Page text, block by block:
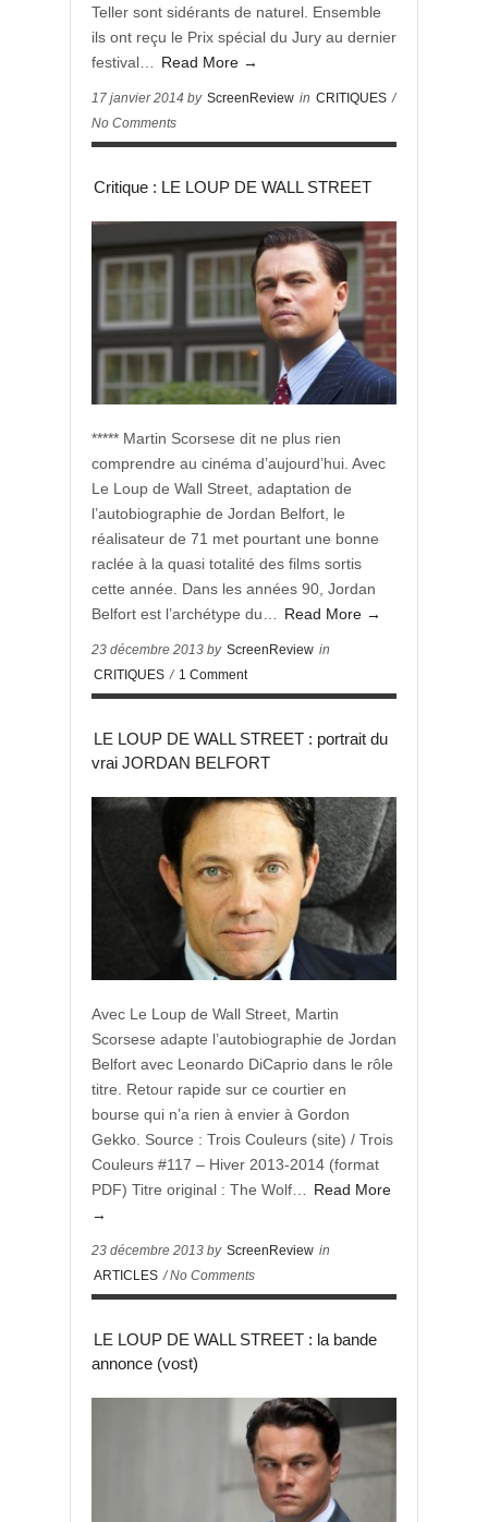
Teller sont sidérants de naturel. Ensemble
ils ont reçu le Prix spécial du Jury au dernier
festival…
Read More →
17 janvier 2014 by ScreenReview in CRITIQUES /
No Comments
Critique : LE LOUP DE WALL STREET
***** Martin Scorsese dit ne plus rien
comprendre au cinéma d’aujourd’hui. Avec
Le Loup de Wall Street, adaptation de
l’autobiographie de Jordan Belfort, le
réalisateur de 71 met pourtant une bonne
raclée à la quasi totalité des films sortis
cette année. Dans les années 90, Jordan
Belfort est l’archétype du…
Read More →
23 décembre 2013 by ScreenReview in
CRITIQUES / 1 Comment
LE LOUP DE WALL STREET : portrait du
vrai JORDAN BELFORT
Avec Le Loup de Wall Street, Martin
Scorsese adapte l’autobiographie de Jordan
Belfort avec Leonardo DiCaprio dans le rôle
titre. Retour rapide sur ce courtier en
bourse qui n’a rien à envier à Gordon
Gekko. Source : Trois Couleurs (site) / Trois
Couleurs #117 – Hiver 2013-2014 (format
PDF) Titre original : The Wolf…
Read More
→
23 décembre 2013 by ScreenReview in
ARTICLES / No Comments
LE LOUP DE WALL STREET : la bande
annonce (vost)